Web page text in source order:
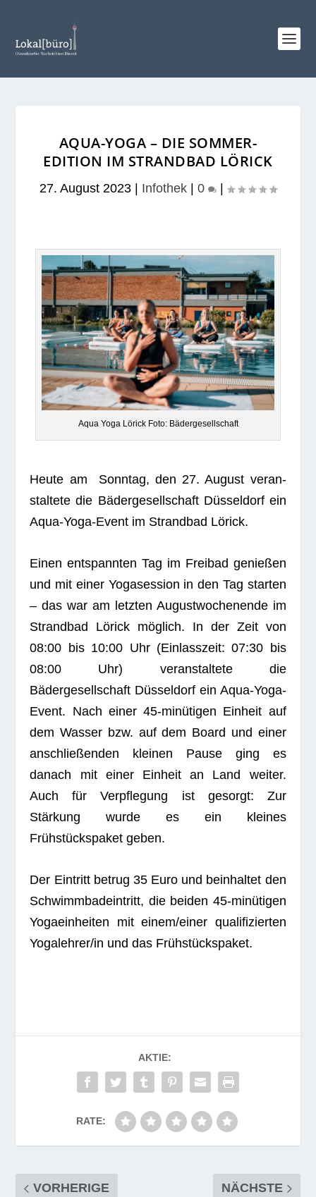
AQUA-YOGA – DIE SOMMER-
EDITION IM STRANDBAD LÖRICK
27. August 2023 Infothek 0
Aqua Yoga Lörick Foto: Bädergesellschaft
Heute am Sonn­tag, den 27. August ver­an­
stal­tete die Bädergesellschaft Düsseldorf ein
Aqua-Yoga-Event im Strand­bad Lörick.
Einen ent­spann­ten Tag im Frei­bad genie­ßen
und mit einer Yoga­ses­sion in den Tag star­ten
– das war am letz­ten August­wo­chen­ende im
Strand­bad Lörick möglich. In der Zeit von
08:00 bis 10:00 Uhr (Ein­lass­zeit: 07:30 bis
08:00 Uhr) ver­an­stal­tete die
Bädergesellschaft Düsseldorf ein Aqua-Yoga-
Event. Nach einer 45-minütigen Ein­heit auf
dem Was­ser bzw. auf dem Board und einer
anschlie­ßen­den klei­nen Pause ging es
danach mit einer Ein­heit an Land wei­ter.
Auch für Ver­pfle­gung ist gesorgt: Zur
Stärkung wurde es ein klei­nes
Frühstückspaket geben.
Der Ein­tritt betrug 35 Euro und beinhal­tet den
Schwimm­ba­d­ein­tritt, die bei­den 45-minütigen
Yoga­ein­hei­ten mit einem/einer qua­li­fi­zier­ten
Yogalehrer/in und das Frühstückspaket.
AKTIE:
RATE:
VORHERIGE NÄCHSTE